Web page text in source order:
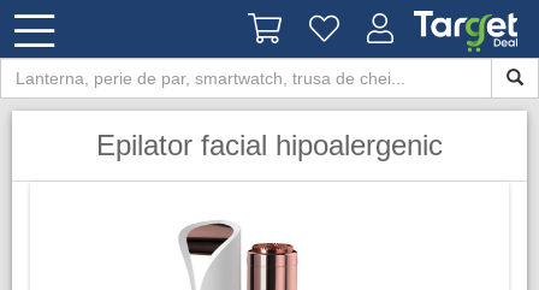
Epilator facial hipoalergenic